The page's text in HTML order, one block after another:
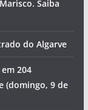
Saiba
do Algarve
204
(domingo, 9 de